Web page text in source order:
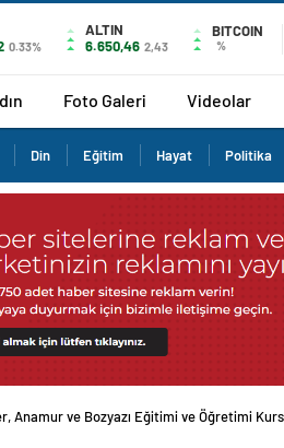
0.33%
ALTIN
6.650,46 2,43
BITCOIN
%
Foto Galeri Videolar
Din Eğitim Hayat Politika
Anamur ve Bozyazı Eğitimi ve Öğretimi Kurs